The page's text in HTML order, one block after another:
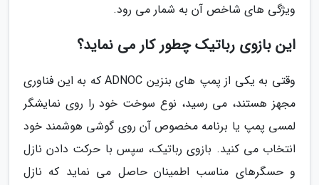
ویژگی های شاخص آن به شمار می رود.
این بازوی رباتیک چطور کار می نماید؟
وقتی به یکی از پمپ های بنزین ADNOC که به این فناوری
مجهز هستند، می رسید، نوع سوخت خود را روی نمایشگر
لمسی پمپ یا برنامه مخصوص آن روی گوشی هوشمند خود
انتخاب می کنید. بازوی رباتیک، سپس با حرکت دادن نازل
و حسگرهای مناسب اطمینان حاصل می نماید که نازل